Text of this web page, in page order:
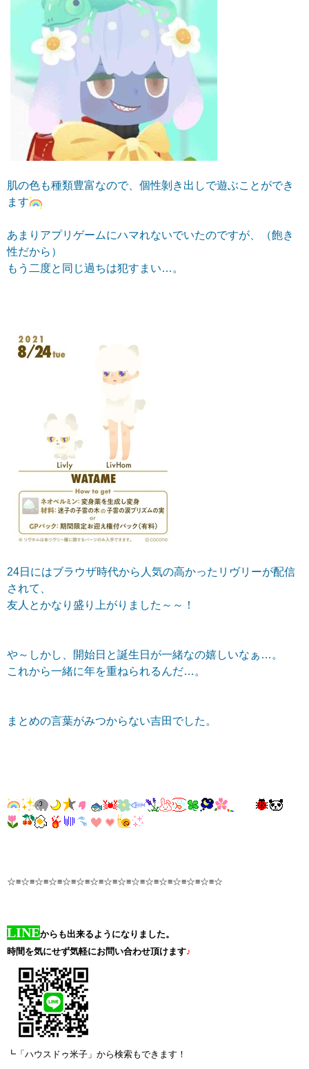
肌の色も種類豊富なので、個性剝き出しで遊ぶことができ
ます
あまりアプリゲームにハマれないでいたのですが、（飽き
性だから）
もう二度と同じ過ちは犯すまい…。
24日にはブラウザ時代から人気の高かったリヴリーが配信
されて、
友人とかなり盛り上がりました～～！
や～しかし、開始日と誕生日が一緒なの嬉しいなぁ…。
これから一緒に年を重ねられるんだ…。
まとめの言葉がみつからない吉田でした。
☆≡☆≡☆≡☆≡☆≡☆≡☆≡☆≡☆≡☆≡☆≡☆≡☆≡☆≡☆≡☆
LINEからも出来るようになりました。
時間を気にせず気軽にお問い合わせ頂けます♪
┗「ハウスドゥ米子」から検索もできます！